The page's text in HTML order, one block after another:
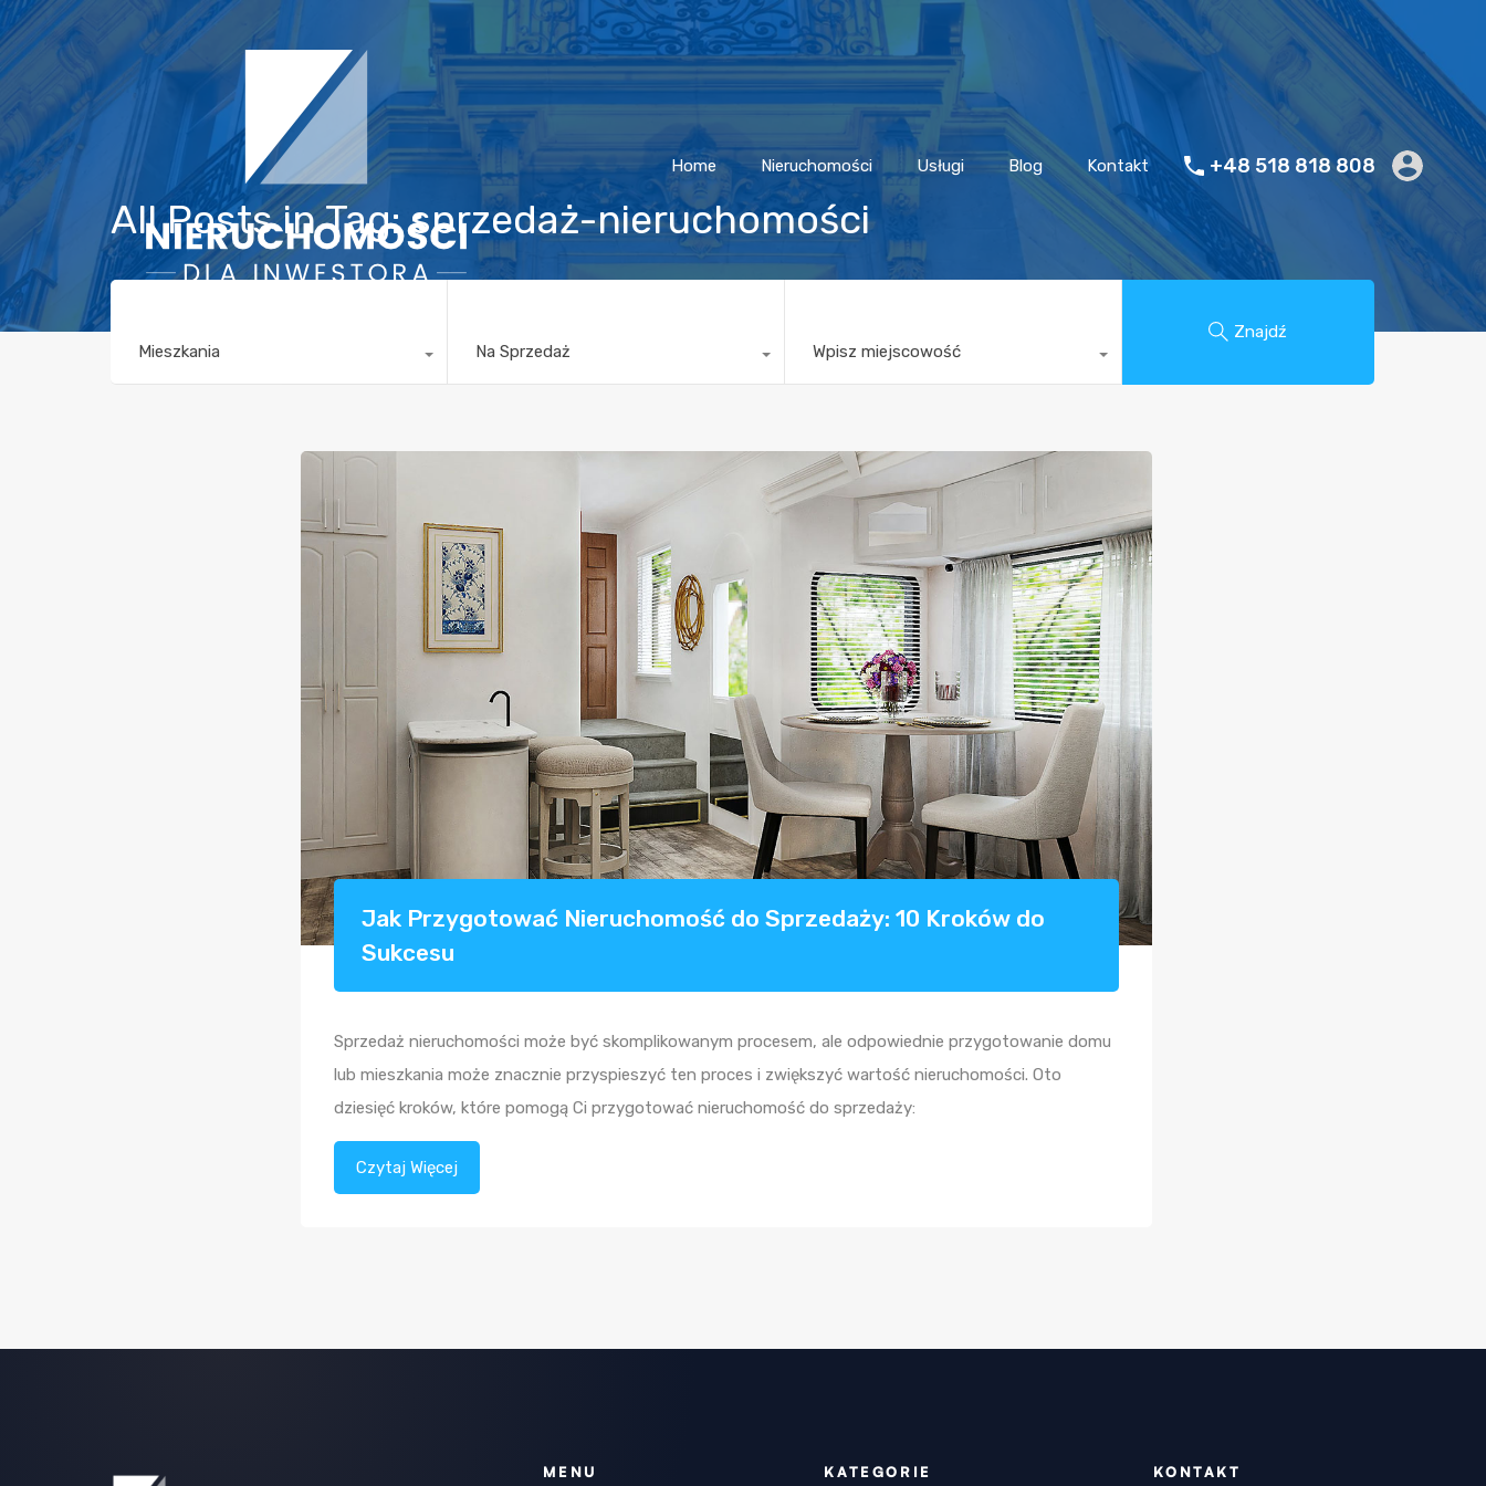
Home Nieruchomości Usługi Blog Kontakt +48 518 818 808
All Posts in Tag: sprzedaż-nieruchomości
Mieszkania Na Sprzedaż Wpisz miejscowość
Znajdź
Jak Przygotować Nieruchomość do Sprzedaży: 10 Kroków do
Sukcesu
Sprzedaż nieruchomości może być skomplikowanym procesem, ale odpowiednie przygotowanie domu
lub mieszkania może znacznie przyspieszyć ten proces i zwiększyć wartość nieruchomości. Oto
dziesięć kroków, które pomogą Ci przygotować nieruchomość do sprzedaży:
Czytaj Więcej
MENU KATEGORIE KONTAKT